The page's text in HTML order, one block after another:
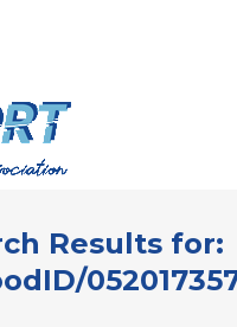
Results for: